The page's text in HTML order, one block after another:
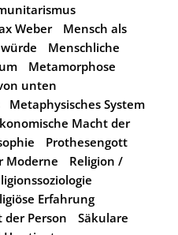
Weber
Mensch als
Menschliche
Metamorphose
unten
Metaphysisches System
Macht der
Prothesengott
Moderne
Religion /
Erfahrung
der Person
Säkulare